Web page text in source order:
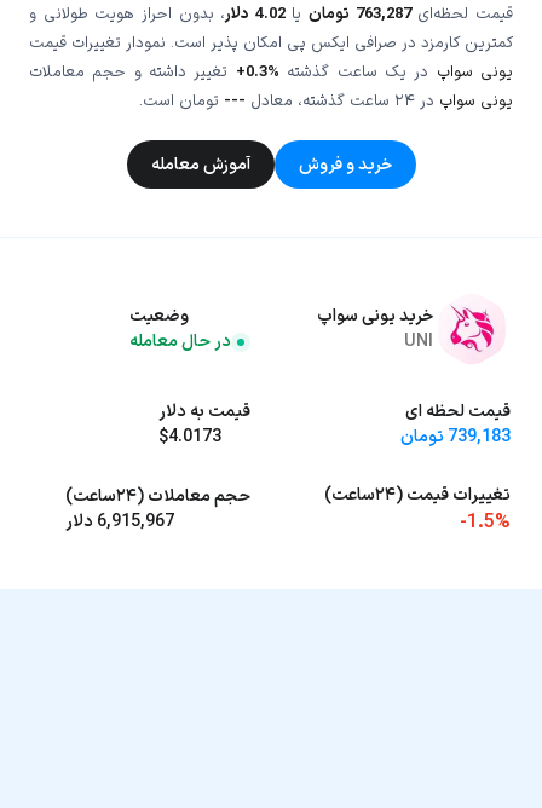
قیمت لحظه‌ای763,287 تومانیا4.02 دلار، بدون احراز هویت طولانی و
کمترین کارمزد در صرافی ایکس پی امکان پذیر است. نمودار تغییرات قیمت
یونی سواپ در یک ساعت گذشته +0.3% تغییر داشته و حجم معاملات
یونی سواپ در ۲۴ ساعت گذشته، معادل --- تومان است.
خرید و فروش آموزش معامله
خرید یونی سواپ
UNI
وضعیت
در حال معامله
قیمت لحظه ای
739,183 تومان
قیمت به دلار
$4.0173
تغییرات قیمت (۲۴ساعت)
-1.5%
حجم معاملات (۲۴ساعت)
6,915,967 دلار